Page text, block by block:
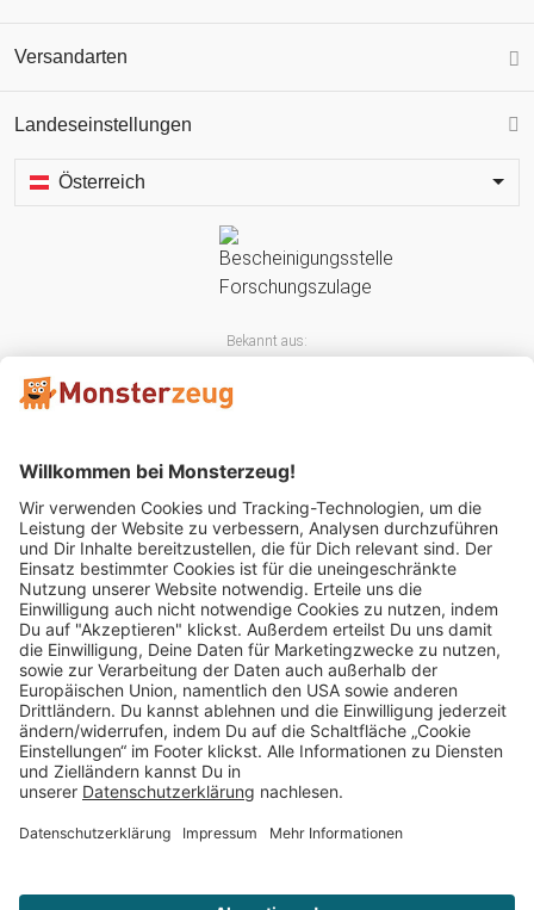
Versandarten
Landeseinstellungen
Österreich
Bekannt aus:
Mitglied im:
Impressum AGB Widerrufsbelehrung